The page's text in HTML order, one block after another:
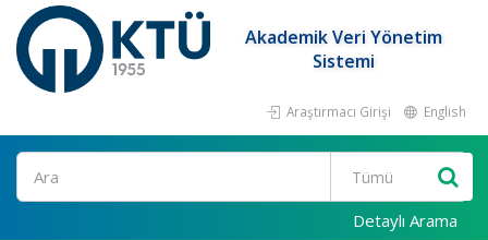
Akademik Veri Yönetim
Sistemi
Araştırmacı Girişi English
Ara
Detaylı Arama